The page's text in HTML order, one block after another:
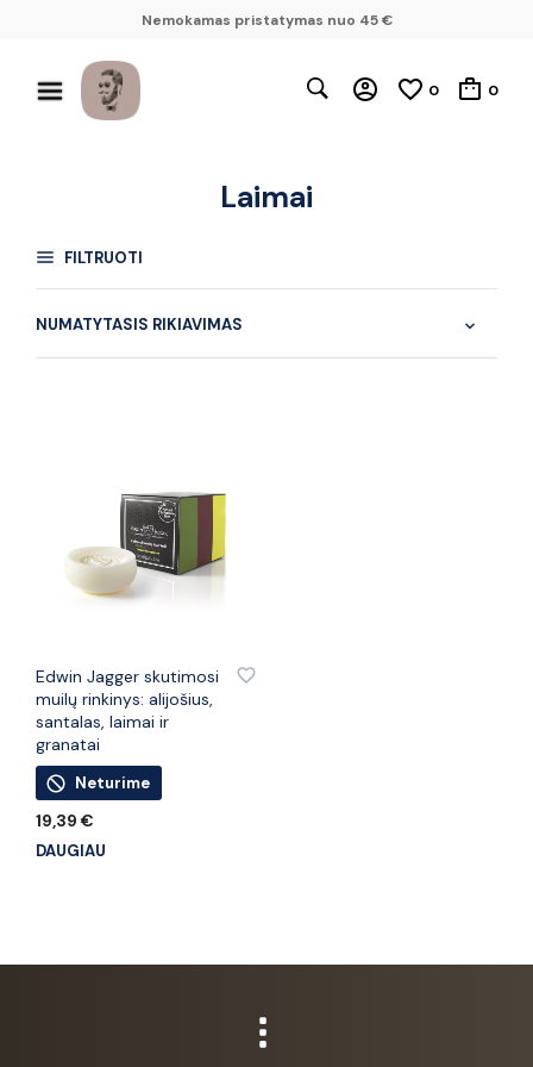
Nemokamas pristatymas nuo 45 €
0 0
Laimai
FILTRUOTI
Edwin Jagger skutimosi
muilų rinkinys: alijošius,
santalas, laimai ir
granatai
Neturime
19,39 €
DAUGIAU